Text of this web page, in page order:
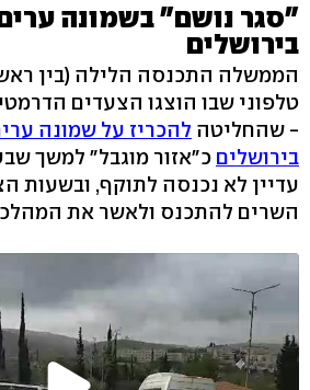
בירושלים
הממשלה התכנסה הלילה (בין
טלפוני שבו הוצגו הצעדים
- שהחליטה
בירושלים כ"אזור מוגבל" למשך
עדיין לא נכנסה לתוקף, ובשעות
השרים להתכנס ולאשר את